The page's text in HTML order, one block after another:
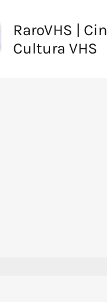
RaroVHS |
Cultura VHS